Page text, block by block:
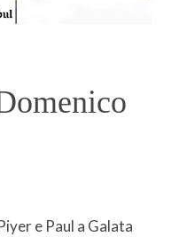
e Paul a Galata